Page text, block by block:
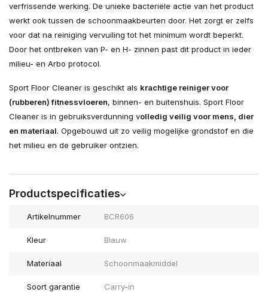
verfrissende werking. De unieke bacteriële actie van het product
werkt ook tussen de schoonmaakbeurten door. Het zorgt er zelfs
voor dat na reiniging vervuiling tot het minimum wordt beperkt.
Door het ontbreken van P- en H- zinnen past dit product in ieder
milieu- en Arbo protocol.
Sport Floor Cleaner is geschikt als krachtige reiniger voor
(rubberen) fitnessvloeren, binnen- en buitenshuis. Sport Floor
Cleaner is in gebruiksverdunning volledig veilig voor mens, dier
en materiaal. Opgebouwd uit zo veilig mogelijke grondstof en die
het milieu en de gebruiker ontzien.
Productspecificaties
Artikelnummer BCR606
Kleur Blauw
Materiaal Schoonmaakmiddel
Soort garantie Carry-in